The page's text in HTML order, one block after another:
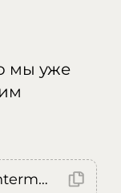
мы уже
Error: (intermediate value)(intermediate value)(intermediate value).replaceAll is not a function